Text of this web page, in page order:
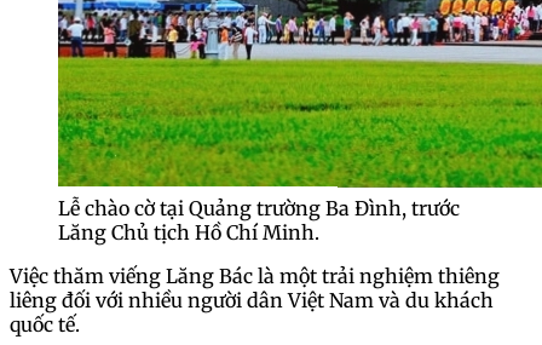
Lễ chào cờ tại Quảng trường Ba Đình, trước
Lăng Chủ tịch Hồ Chí Minh.
Việc thăm viếng Lăng Bác là một trải nghiệm thiêng
liêng đối với nhiều người dân Việt Nam và du khách
quốc tế.